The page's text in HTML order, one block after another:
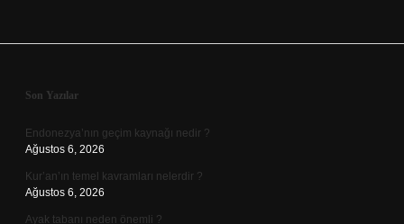
Sidebar
Son Yazılar
Endonezya’nın geçim kaynağı nedir ?
Ağustos 6, 2026
Kur’an’ın temel kavramları nelerdir ?
Ağustos 6, 2026
Ayak tabanı neden önemli ?